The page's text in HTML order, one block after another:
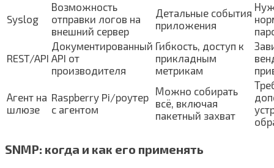
Syslog
Возможность
отправки логов на
внешний сервер
Детальные события
приложения
REST/API
Документированный
API от
производителя
Гибкость, доступ к
прикладным
метрикам
Агент на
шлюзе
Raspberry Pi/роутер
с агентом
Можно собирать
всё, включая
пакетный захват
SNMP: когда и как его применять